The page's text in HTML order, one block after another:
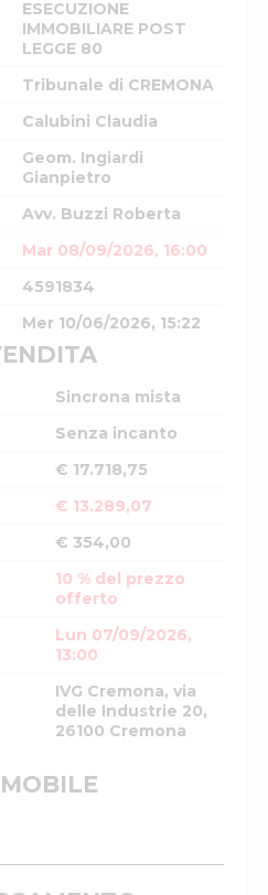
ESECUZIONE
IMMOBILIARE POST
LEGGE 80
Tribunale di CREMONA
Calubini Claudia
Geom. Ingiardi
Gianpietro
Avv. Buzzi Roberta
Mar 08/09/2026, 16:00
4591834
Mer 10/06/2026, 15:22
Sincrona mista
Senza incanto
€ 17.718,75
€ 13.289,07
€ 354,00
10 % del prezzo
offerto
Lun 07/09/2026,
13:00
IVG Cremona, via
delle Industrie 20,
26100 Cremona